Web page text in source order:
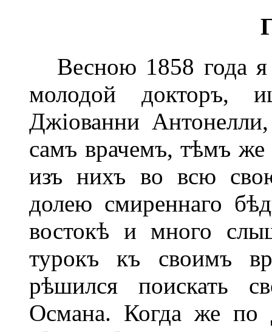
Весною 1858 года я
молодой докторъ,
Джіованни
самъ врачемъ, тѣмъ
изъ нихъ во всю
долею смиреннаго
востокѣ и много
турокъ къ своимъ
рѣшился поискать
Османа. Когда же по